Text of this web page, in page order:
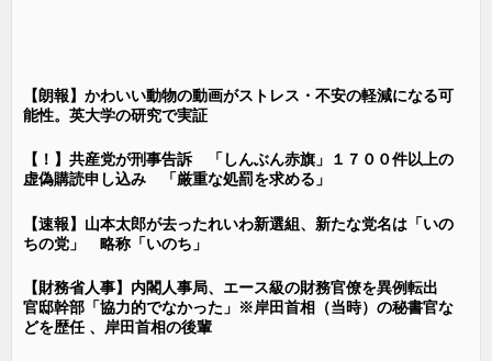
【朗報】かわいい動物の動画がストレス・不安の軽減になる可
能性。英大学の研究で実証
【！】共産党が刑事告訴 「しんぶん赤旗」１７００件以上の
虚偽購読申し込み 「厳重な処罰を求める」
【速報】山本太郎が去ったれいわ新選組、新たな党名は「いの
ちの党」 略称「いのち」
【財務省人事】内閣人事局、エース級の財務官僚を異例転出
官邸幹部「協力的でなかった」※岸田首相（当時）の秘書官な
どを歴任 、岸田首相の後輩